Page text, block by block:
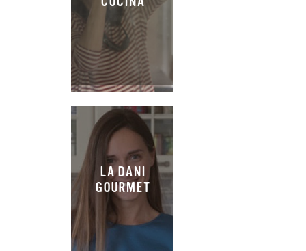
LA DANI
GOURMET